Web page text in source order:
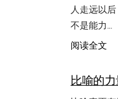
去
不
为
不
人走远以
不是能力…
阅读全文：
远
比喻的